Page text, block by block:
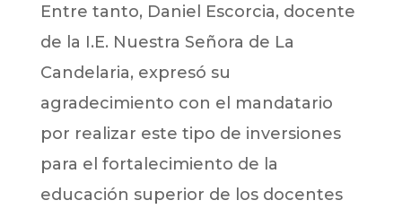
Entre tanto, Daniel Escorcia, docente
de la I.E. Nuestra Señora de La
Candelaria, expresó su
agradecimiento con el mandatario
por realizar este tipo de inversiones
para el fortalecimiento de la
educación superior de los docentes